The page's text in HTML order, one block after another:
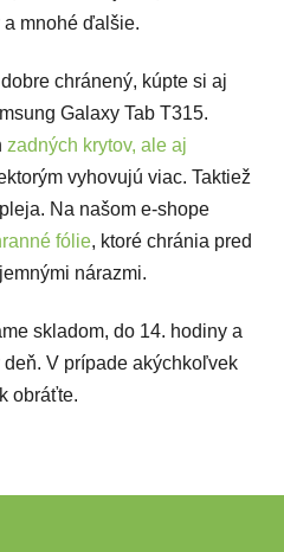
a mnohé ďalšie.
chránený, kúpte si aj
Galaxy Tab T315.
zadných krytov, ale aj
vyhovujú viac. Taktiež
Na našom e-shope
fólie, ktoré chránia pred
nárazmi.
skladom, do 14. hodiny a
V prípade akýchkoľvek
obráťte.